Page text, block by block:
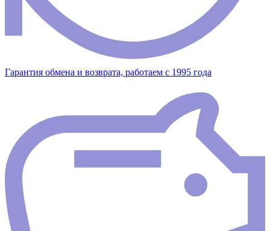
Гарантия обмена и возврата, работаем с 1995 года